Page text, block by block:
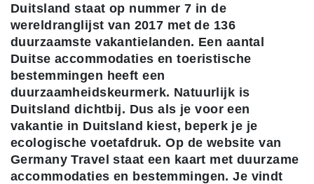
Duitsland staat op nummer 7 in de
wereldranglijst van 2017 met de 136
duurzaamste vakantielanden. Een aantal
Duitse accommodaties en toeristische
bestemmingen heeft een
duurzaamheidskeurmerk. Natuurlijk is
Duitsland dichtbij. Dus als je voor een
vakantie in Duitsland kiest, beperk je je
ecologische voetafdruk. Op de website van
Germany Travel staat een kaart met duurzame
accommodaties en bestemmingen. Je vindt